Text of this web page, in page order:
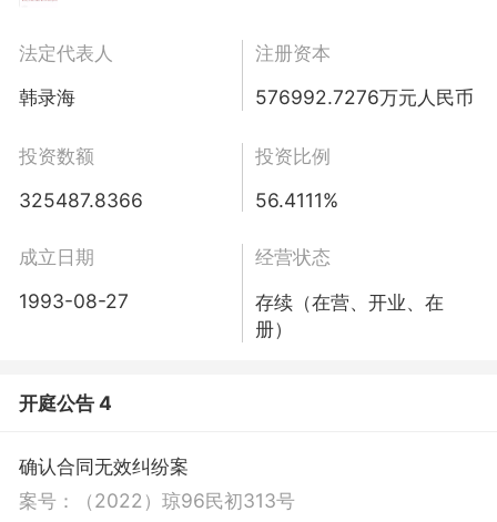
法定代表人
韩录海
注册资本
576992.7276万元人民币
投资数额
325487.8366
投资比例
56.4111%
成立日期
1993-08-27
经营状态
存续（在营、开业、在
册）
开庭公告 4
确认合同无效纠纷案
案号：
（2022）琼96民初313号